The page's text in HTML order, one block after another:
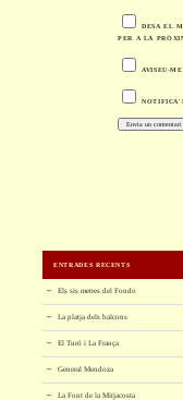
DESA EL
PER A LA
AVISEU-
ENTRADES RECENTS
Els sis metres del Fondo
La platja dels balcons
El Turó i La França
General Mendoza
La Font de la Mitjacosta